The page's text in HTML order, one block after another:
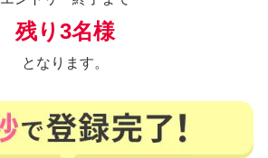
残り3名様
となります。